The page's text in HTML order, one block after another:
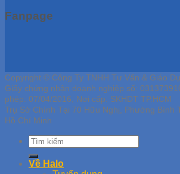
Fanpage
Copyright © Công Ty TNHH Tư Vấn & Giáo
Giấy chứng nhận doanh nghiệp số:
phép: 07/04/2016, Nơi cấp: SKHDT TP.HCM
Trụ Sở Chính Tại 70 Hữu Nghị, Phường Bình
Hồ Chí Minh
Về Halo